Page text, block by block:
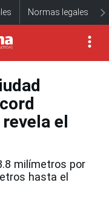
Normas legales
el
milímetros por
hasta el